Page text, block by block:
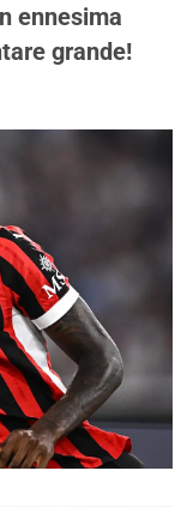
ennesima
grande!